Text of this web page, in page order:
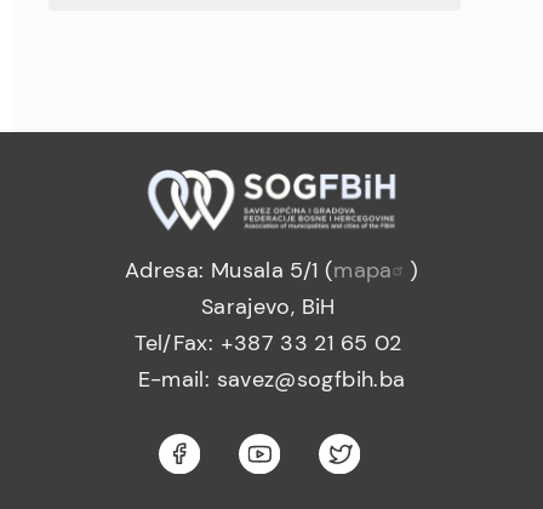
Adresa: Musala 5/1 (mapa
)
Sarajevo, BiH
Tel/Fax: +387 33 21 65 02
E-mail: savez@sogfbih.ba